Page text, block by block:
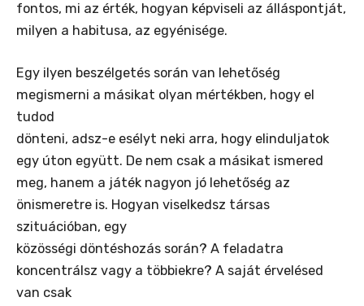
fontos, mi az érték, hogyan képviseli az álláspontját,
milyen a habitusa, az egyénisége.
Egy ilyen beszélgetés során van lehetőség
megismerni a másikat olyan mértékben, hogy el
tudod
dönteni, adsz-e esélyt neki arra, hogy elinduljatok
egy úton együtt. De nem csak a másikat ismered
meg, hanem a játék nagyon jó lehetőség az
önismeretre is. Hogyan viselkedsz társas
szituációban, egy
közösségi döntéshozás során? A feladatra
koncentrálsz vagy a többiekre? A saját érvelésed
van csak